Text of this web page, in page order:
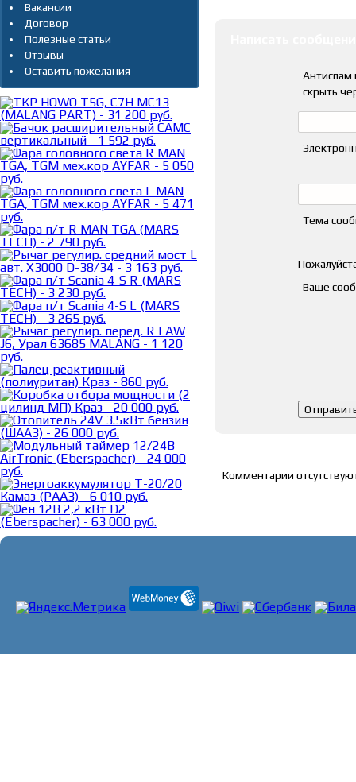
Антиспам
скрыть
Тема
Ваше
Комментарии
Вакансии
Договор
Полезные статьи
Отзывы
Оставить пожелания